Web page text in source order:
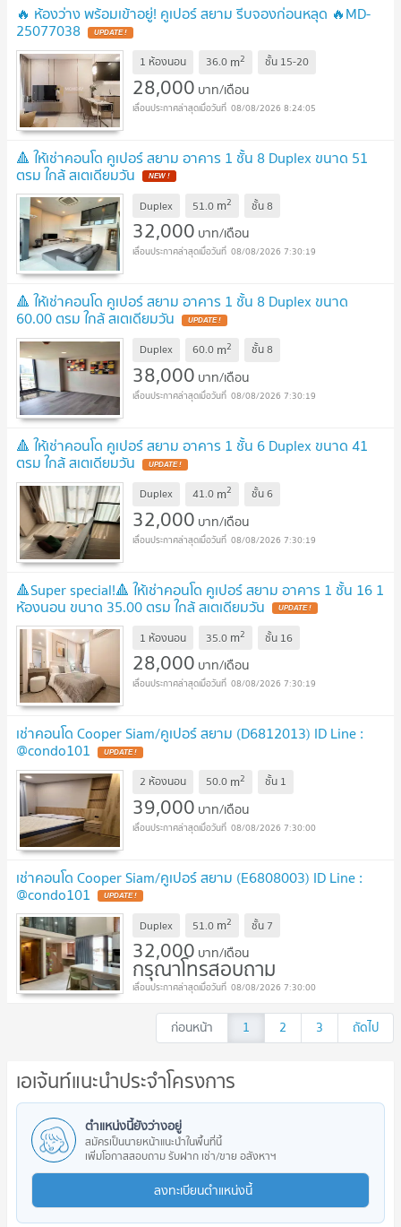
🔥 ห้องว่าง พร้อมเข้าอยู่! คูเปอร์ สยาม รีบจองก่อนหลุด 🔥MD-
25077038
1 ห้องนอน 36.0 m2 ชั้น 15-20
28,000 บาท/เดือน
08/08/2026 8:24:05
🔺 ให้เช่าคอนโด คูเปอร์ สยาม อาคาร 1 ชั้น 8 Duplex ขนาด 51
ตรม ใกล้ สเตเดียมวัน
Duplex 51.0 m2 ชั้น8
32,000 บาท/เดือน
08/08/2026 7:30:19
🔺 ให้เช่าคอนโด คูเปอร์ สยาม อาคาร 1 ชั้น 8 Duplex ขนาด
60.00 ตรม ใกล้ สเตเดียมวัน
Duplex 60.0 m2 ชั้น8
38,000 บาท/เดือน
08/08/2026 7:30:19
🔺 ให้เช่าคอนโด คูเปอร์ สยาม อาคาร 1 ชั้น 6 Duplex ขนาด 41
ตรม ใกล้ สเตเดียมวัน
Duplex 41.0 m2 ชั้น6
32,000 บาท/เดือน
08/08/2026 7:30:19
🔺Super special!🔺 ให้เช่าคอนโด คูเปอร์ สยาม อาคาร 1 ชั้น 16 1
ห้องนอน ขนาด 35.00 ตรม ใกล้ สเตเดียมวัน
1 ห้องนอน 35.0 m2 ชั้น 16
28,000 บาท/เดือน
08/08/2026 7:30:19
เช่าคอนโด Cooper Siam/คูเปอร์ สยาม (D6812013) ID Line :
@condo101
2 ห้องนอน 50.0 m2 ชั้น 1
39,000 บาท/เดือน
08/08/2026 7:30:00
เช่าคอนโด Cooper Siam/คูเปอร์ สยาม (E6808003) ID Line :
@condo101
Duplex 51.0 m2 ชั้น 7
32,000 บาท/เดือน
กรุณาโทรสอบถาม
08/08/2026 7:30:00
ก่อนหน้า 1 2 3 ถัดไป
เอเจ้นท์แนะนำประจำโครงการ
ตำแหน่งนี้ยังว่างอยู่
สมัครเป็นนายหน้าแนะนำในพื้นที่นี้
เพิ่มโอกาสสอบถาม รับฝาก เช่า/ขาย อสังหาฯ
ลงทะเบียนตำแหน่งนี้